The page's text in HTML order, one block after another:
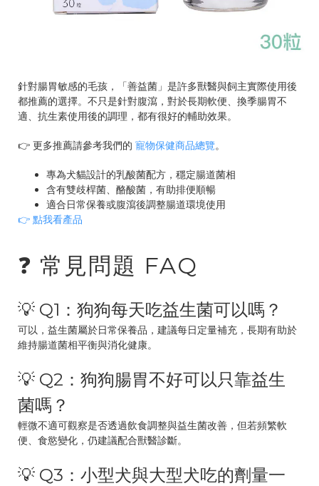
針對腸胃敏感的毛孩，「善益菌」是許多獸醫與飼主實際使用後
都推薦的選擇。不只是針對腹瀉，對於長期軟便、換季腸胃不
適、抗生素使用後的調理，都有很好的輔助效果。
👉 更多推薦請參考我們的 寵物保健商品總覽。
專為犬貓設計的乳酸菌配方，穩定腸道菌相
含有雙歧桿菌、酪酸菌，有助排便順暢
適合日常保養或腹瀉後調整腸道環境使用
👉 點我看產品
❓ 常見問題 FAQ
💡 Q1：狗狗每天吃益生菌可以嗎？
可以，益生菌屬於日常保養品，建議每日定量補充，長期有助於
維持腸道菌相平衡與消化健康。
💡 Q2：狗狗腸胃不好可以只靠益生
菌嗎？
輕微不適可觀察是否透過飲食調整與益生菌改善，但若頻繁軟
便、食慾變化，仍建議配合獸醫診斷。
💡 Q3：小型犬與大型犬吃的劑量一